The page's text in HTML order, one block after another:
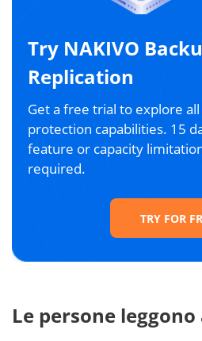
Try NAKIVO
Replication
Get a free trial to explore all
protection capabilities. 15
feature or capacity
required.
TRY FOR
Le persone